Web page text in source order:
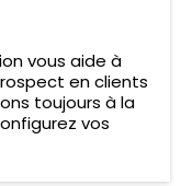
vous aide à
en clients
toujours à la
vos